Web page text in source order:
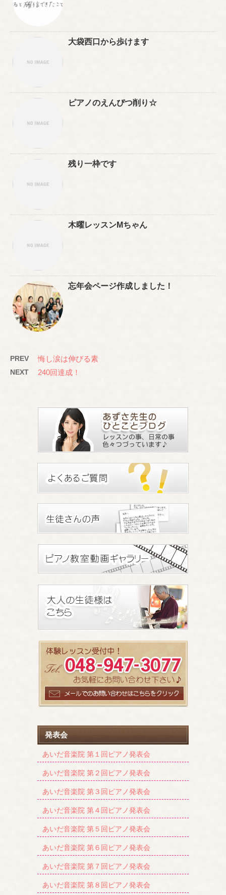
大袋西口から歩けます
ピアノのえんぴつ削り☆
残り一枠です
木曜レッスンMちゃん
忘年会ページ作成しました！
PREV 悔し涙は伸びる素
NEXT 240回達成！
発表会
あいだ音楽院 第１回ピアノ発表会
あいだ音楽院 第２回ピアノ発表会
あいだ音楽院 第３回ピアノ発表会
あいだ音楽院 第４回ピアノ発表会
あいだ音楽院 第５回ピアノ発表会
あいだ音楽院 第６回ピアノ発表会
あいだ音楽院 第７回ピアノ発表会
あいだ音楽院 第８回ピアノ発表会